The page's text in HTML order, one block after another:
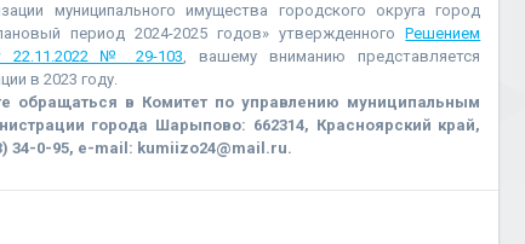
муниципального имущества городского округа город
период 2024-2025 годов» утвержденногоРешением
22.11.2022 № 29-103, вашему вниманию представляется
в 2023 году.
в Комитет по управлению муниципальным
города Шарыпово: 662314, Красноярский край,
34-0-95, e-mail: kumiizo24@mail.ru.